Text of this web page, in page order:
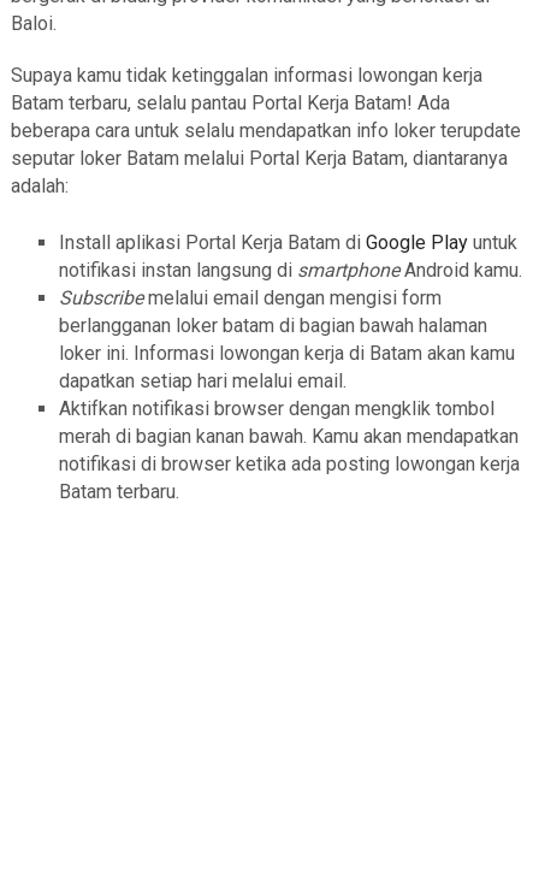
Baloi.
Supaya kamu tidak ketinggalan informasi lowongan kerja
Batam terbaru, selalu pantau Portal Kerja Batam! Ada
beberapa cara untuk selalu mendapatkan info loker terupdate
seputar loker Batam melalui Portal Kerja Batam, diantaranya
adalah:
Install aplikasi Portal Kerja Batam di Google Playuntuk
notifikasi instan langsung di smartphoneAndroid kamu.
Subscribemelalui email dengan mengisi form
berlangganan loker batam di bagian bawah halaman
loker ini. Informasi lowongan kerja di Batam akan kamu
dapatkan setiap hari melalui email.
Aktifkan notifikasi browser dengan mengklik tombol
merah di bagian kanan bawah. Kamu akan mendapatkan
notifikasi di browser ketika ada posting lowongan kerja
Batam terbaru.